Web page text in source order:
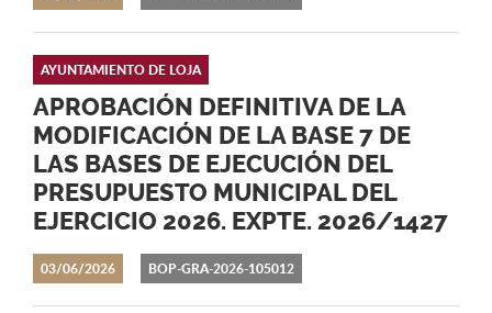
03/06/2026
APROBACIÓN DEFINITIVA DE LA
MODIFICACIÓN DE LA BASE 7 DE
LAS BASES DE EJECUCIÓN DEL
PRESUPUESTO MUNICIPAL DEL
EJERCICIO 2026. EXPTE. 2026/1427
AYUNTAMIENTO DE LOJA
BOP-GRA-2026-105012